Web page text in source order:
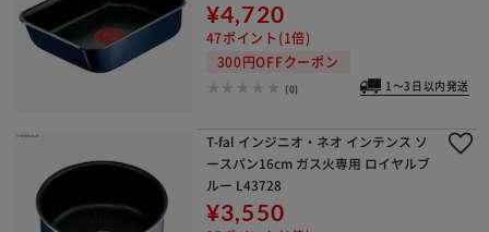
¥4,720
47ポイント(1倍)
300円OFFクーポン
(0) 1～3日以内発送
T-fal インジニオ・ネオ インテンス ソ
ースパン16cm ガス火専用 ロイヤルブ
ルー L43728
¥3,550